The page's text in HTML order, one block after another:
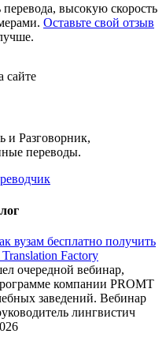
высокую скорость
Оставьте свой отзыв
сайте
и Разговорник,
переводы.
вузам бесплатно получить
Factory
очередной вебинар,
компании PROMT
заведений. Вебинар
лингвистич